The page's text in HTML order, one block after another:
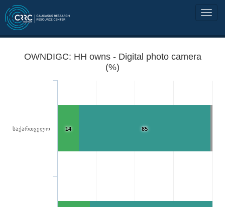
OWNDIGC: HH owns - Digital photo camera
(%)
85
14
საქართველო